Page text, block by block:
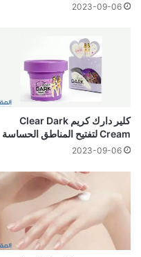
2023-09-06
كلير دارك كريم Clear Dark
Cream لتفتيح المناطق الحساسة
2023-09-06